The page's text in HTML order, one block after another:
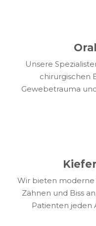
Unsere
chirurgischen
Gewebetrauma
Wir bieten
Zähnen und Biss
Patienten jeden